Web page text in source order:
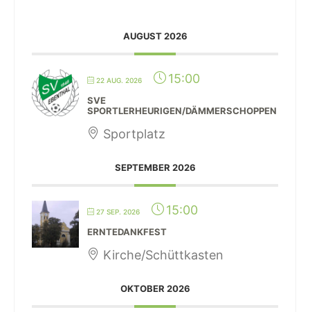
AUGUST 2026
22 AUG. 2026 15:00
SVE
SPORTLERHEURIGEN/DÄMMERSCHOPPEN
Sportplatz
SEPTEMBER 2026
27 SEP. 2026 15:00
ERNTEDANKFEST
Kirche/Schüttkasten
OKTOBER 2026